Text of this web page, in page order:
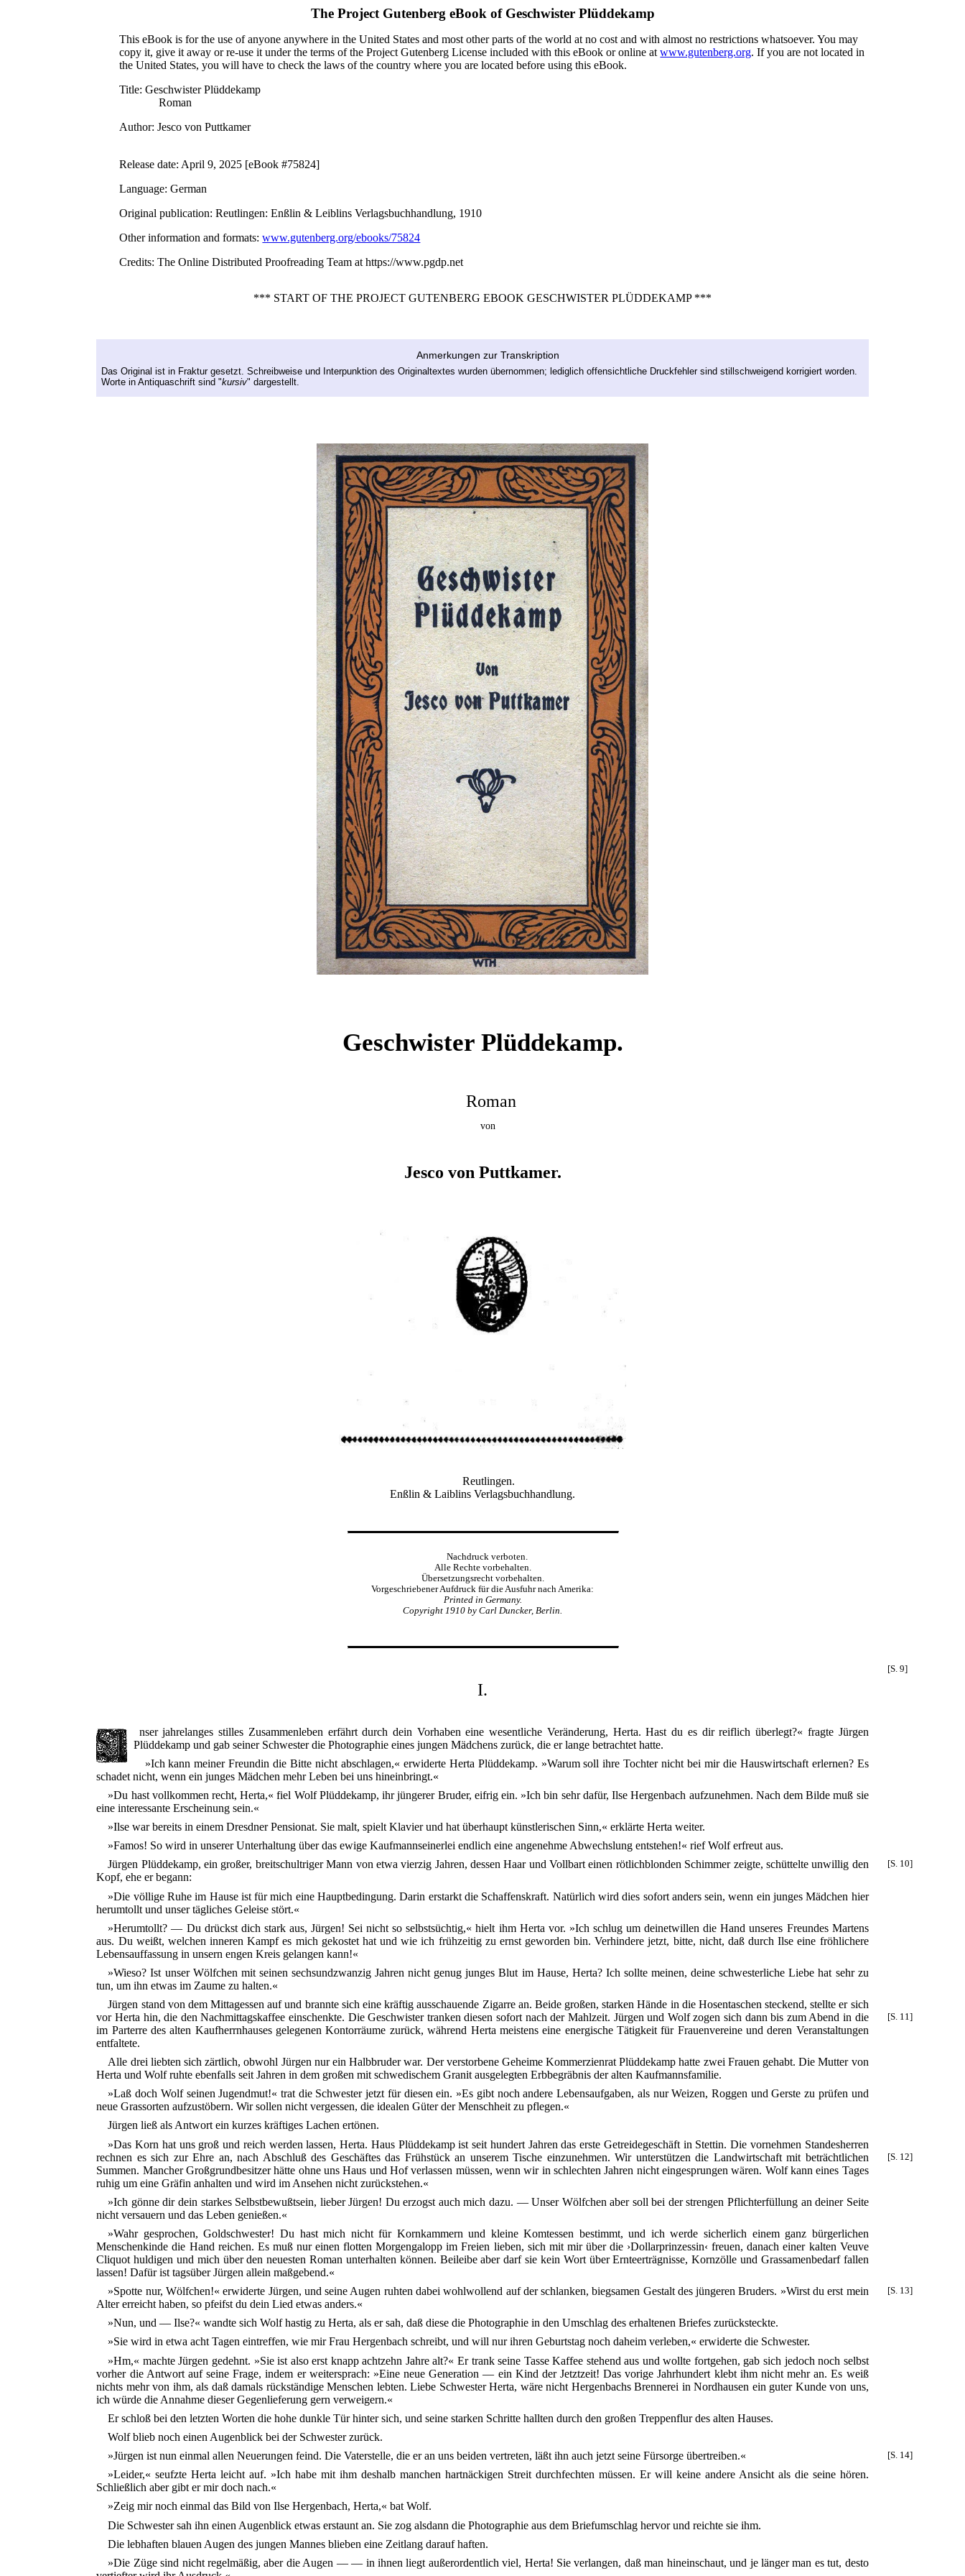
The Project Gutenberg eBook of Geschwister Plüddekamp
This eBook is for the use of anyone anywhere in the United States and most other parts of the world at no cost and with almost no restrictions whatsoever. You may
copy it, give it away or re-use it under the terms of the Project Gutenberg License included with this eBook or online atwww.gutenberg.org. If you are not located in
the United States, you will have to check the laws of the country where you are located before using this eBook.
Title: Geschwister Plüddekamp
Roman
Author: Jesco von Puttkamer
Release date: April 9, 2025 [eBook #75824]
Language: German
Original publication: Reutlingen: Enßlin & Leiblins Verlagsbuchhandlung, 1910
Other information and formats:www.gutenberg.org/ebooks/75824
Credits: The Online Distributed Proofreading Team at https://www.pgdp.net
*** START OF THE PROJECT GUTENBERG EBOOK GESCHWISTER PLÜDDEKAMP ***
Anmerkungen zur Transkription
Das Original ist in Fraktur gesetzt. Schreibweise und Interpunktion des Originaltextes wurden übernommen; lediglich offensichtliche Druckfehler sind stillschweigend korrigiert worden.
Worte in Antiquaschrift sind "kursiv" dargestellt.
Geschwister Plüddekamp.
Roman
von
Jesco von Puttkamer.
Reutlingen.
Enßlin & Laiblins Verlagsbuchhandlung.
Nachdruck verboten.
Alle Rechte vorbehalten.
Übersetzungsrecht vorbehalten.
Vorgeschriebener Aufdruck für die Ausfuhr nach Amerika:
Printed in Germany.
Copyright 1910 by Carl Duncker, Berlin.
[S. 9]
I.
nser jahrelanges stilles Zusammenleben erfährt durch dein Vorhaben eine wesentliche Veränderung, Herta. Hast du es dir reiflich überlegt?« fragte Jürgen
Plüddekamp und gab seiner Schwester die Photographie eines jungen Mädchens zurück, die er lange betrachtet hatte.
»Ich kann meiner Freundin die Bitte nicht abschlagen,« erwiderte Herta Plüddekamp. »Warum soll ihre Tochter nicht bei mir die Hauswirtschaft erlernen? Es
schadet nicht, wenn ein junges Mädchen mehr Leben bei uns hineinbringt.«
»Du hast vollkommen recht, Herta,« fiel Wolf Plüddekamp, ihr jüngerer Bruder, eifrig ein. »Ich bin sehr dafür, Ilse Hergenbach aufzunehmen. Nach dem Bilde muß sie
eine interessante Erscheinung sein.«
»Ilse war bereits in einem Dresdner Pensionat. Sie malt, spielt Klavier und hat überhaupt künstlerischen Sinn,« erklärte Herta weiter.
»Famos! So wird in unserer Unterhaltung über das ewige Kaufmannseinerlei endlich eine angenehme Abwechslung entstehen!« rief Wolf erfreut aus.
[S. 10]
Jürgen Plüddekamp, ein großer, breitschultriger Mann von etwa vierzig Jahren, dessen Haar und Vollbart einen rötlichblonden Schimmer zeigte, schüttelte unwillig den
Kopf, ehe er begann:
»Die völlige Ruhe im Hause ist für mich eine Hauptbedingung. Darin erstarkt die Schaffenskraft. Natürlich wird dies sofort anders sein, wenn ein junges Mädchen hier
herumtollt und unser tägliches Geleise stört.«
»Herumtollt? — Du drückst dich stark aus, Jürgen! Sei nicht so selbstsüchtig,« hielt ihm Herta vor. »Ich schlug um deinetwillen die Hand unseres Freundes Martens
aus. Du weißt, welchen inneren Kampf es mich gekostet hat und wie ich frühzeitig zu ernst geworden bin. Verhindere jetzt, bitte, nicht, daß durch Ilse eine fröhlichere
Lebensauffassung in unsern engen Kreis gelangen kann!«
»Wieso? Ist unser Wölfchen mit seinen sechsundzwanzig Jahren nicht genug junges Blut im Hause, Herta? Ich sollte meinen, deine schwesterliche Liebe hat sehr zu
tun, um ihn etwas im Zaume zu halten.«
Jürgen stand von dem Mittagessen auf und brannte sich eine kräftig ausschauende Zigarre an. Beide großen, starken Hände in die Hosentaschen steckend, stellte er sich
vor Herta hin, die den Nachmittagskaffee einschenkte. Die Geschwister tranken
[S. 11]
diesen sofort nach der Mahlzeit. Jürgen und Wolf zogen sich dann bis zum Abend in die
im Parterre des alten Kaufherrnhauses gelegenen Kontorräume zurück, während Herta meistens eine energische Tätigkeit für Frauenvereine und deren Veranstaltungen
entfaltete.
Alle drei liebten sich zärtlich, obwohl Jürgen nur ein Halbbruder war. Der verstorbene Geheime Kommerzienrat Plüddekamp hatte zwei Frauen gehabt. Die Mutter von
Herta und Wolf ruhte ebenfalls seit Jahren in dem großen mit schwedischem Granit ausgelegten Erbbegräbnis der alten Kaufmannsfamilie.
»Laß doch Wolf seinen Jugendmut!« trat die Schwester jetzt für diesen ein. »Es gibt noch andere Lebensaufgaben, als nur Weizen, Roggen und Gerste zu prüfen und
neue Grassorten aufzustöbern. Wir sollen nicht vergessen, die idealen Güter der Menschheit zu pflegen.«
Jürgen ließ als Antwort ein kurzes kräftiges Lachen ertönen.
»Das Korn hat uns groß und reich werden lassen, Herta. Haus Plüddekamp ist seit hundert Jahren das erste Getreidegeschäft in Stettin. Die vornehmen Standesherren
rechnen es sich zur Ehre an, nach Abschluß des Geschäftes das Frühstück an
[S. 12]
unserem Tische einzunehmen. Wir unterstützen die Landwirtschaft mit beträchtlichen
Summen. Mancher Großgrundbesitzer hätte ohne uns Haus und Hof verlassen müssen, wenn wir in schlechten Jahren nicht eingesprungen wären. Wolf kann eines Tages
ruhig um eine Gräfin anhalten und wird im Ansehen nicht zurückstehen.«
»Ich gönne dir dein starkes Selbstbewußtsein, lieber Jürgen! Du erzogst auch mich dazu. — Unser Wölfchen aber soll bei der strengen Pflichterfüllung an deiner Seite
nicht versauern und das Leben genießen.«
»Wahr gesprochen, Goldschwester! Du hast mich nicht für Kornkammern und kleine Komtessen bestimmt, und ich werde sicherlich einem ganz bürgerlichen
Menschenkinde die Hand reichen. Es muß nur einen flotten Morgengalopp im Freien lieben, sich mit mir über die ›Dollarprinzessin‹ freuen, danach einer kalten Veuve
Cliquot huldigen und mich über den neuesten Roman unterhalten können. Beileibe aber darf sie kein Wort über Ernteerträgnisse, Kornzölle und Grassamenbedarf fallen
lassen! Dafür ist tagsüber Jürgen allein maßgebend.«
»Spotte nur, Wölfchen!« erwiderte Jürgen, und seine Augen ruhten dabei wohlwollend auf der schlanken, biegsamen Gestalt des jüngeren Bruders.
[S. 13]
»Wirst du erst mein
Alter erreicht haben, so pfeifst du dein Lied etwas anders.«
»Nun, und — Ilse?« wandte sich Wolf hastig zu Herta, als er sah, daß diese die Photographie in den Umschlag des erhaltenen Briefes zurücksteckte.
»Sie wird in etwa acht Tagen eintreffen, wie mir Frau Hergenbach schreibt, und will nur ihren Geburtstag noch daheim verleben,« erwiderte die Schwester.
»Hm,« machte Jürgen gedehnt. »Sie ist also erst knapp achtzehn Jahre alt?« Er trank seine Tasse Kaffee stehend aus und wollte fortgehen, gab sich jedoch noch selbst
vorher die Antwort auf seine Frage, indem er weitersprach: »Eine neue Generation — ein Kind der Jetztzeit! Das vorige Jahrhundert klebt ihm nicht mehr an. Es weiß
nichts mehr von ihm, als daß damals rückständige Menschen lebten. Liebe Schwester Herta, wäre nicht Hergenbachs Brennerei in Nordhausen ein guter Kunde von uns,
ich würde die Annahme dieser Gegenlieferung gern verweigern.«
Er schloß bei den letzten Worten die hohe dunkle Tür hinter sich, und seine starken Schritte hallten durch den großen Treppenflur des alten Hauses.
Wolf blieb noch einen Augenblick bei der Schwester zurück.
[S. 14]
»Jürgen ist nun einmal allen Neuerungen feind. Die Vaterstelle, die er an uns beiden vertreten, läßt ihn auch jetzt seine Fürsorge übertreiben.«
»Leider,« seufzte Herta leicht auf. »Ich habe mit ihm deshalb manchen hartnäckigen Streit durchfechten müssen. Er will keine andere Ansicht als die seine hören.
Schließlich aber gibt er mir doch nach.«
»Zeig mir noch einmal das Bild von Ilse Hergenbach, Herta,« bat Wolf.
Die Schwester sah ihn einen Augenblick etwas erstaunt an. Sie zog alsdann die Photographie aus dem Briefumschlag hervor und reichte sie ihm.
Die lebhaften blauen Augen des jungen Mannes blieben eine Zeitlang darauf haften.
»Die Züge sind nicht regelmäßig, aber die Augen — — in ihnen liegt außerordentlich viel, Herta! Sie verlangen, daß man hineinschaut, und je länger man es tut, desto